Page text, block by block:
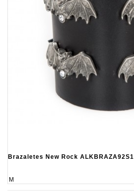
Brazaletes New Rock ALKBRAZA92S1
M